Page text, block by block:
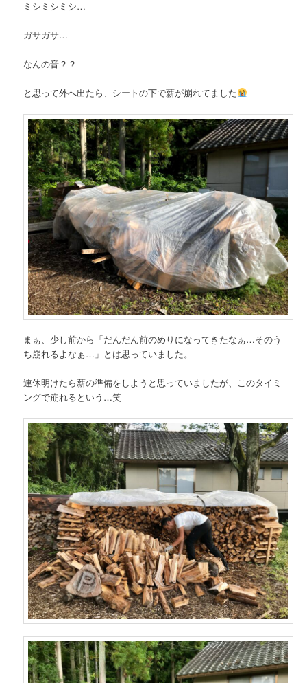
ミシミシミシ…
ガサガサ…
なんの音？？
と思って外へ出たら、シートの下で薪が崩れてました
まぁ、少し前から「だんだん前のめりになってきたなぁ…そのう
ち崩れるよなぁ…」とは思っていました。
連休明けたら薪の準備をしようと思っていましたが、このタイミ
ングで崩れるという…笑